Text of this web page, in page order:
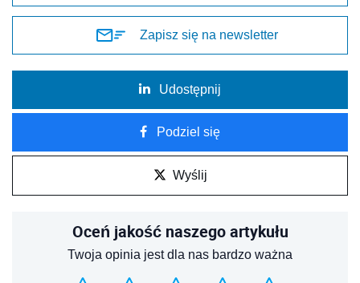
Zapisz się na newsletter
Udostępnij
Podziel się
Wyślij
Oceń jakość naszego artykułu
Twoja opinia jest dla nas bardzo ważna